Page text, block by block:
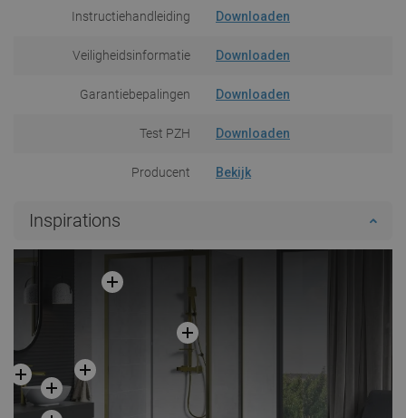
Instructiehandleiding Downloaden
Veiligheidsinformatie Downloaden
Garantiebepalingen Downloaden
Test PZH Downloaden
Producent Bekijk
Inspirations